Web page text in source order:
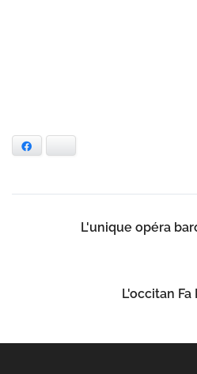
L'unique opéra
L'occitan Fa